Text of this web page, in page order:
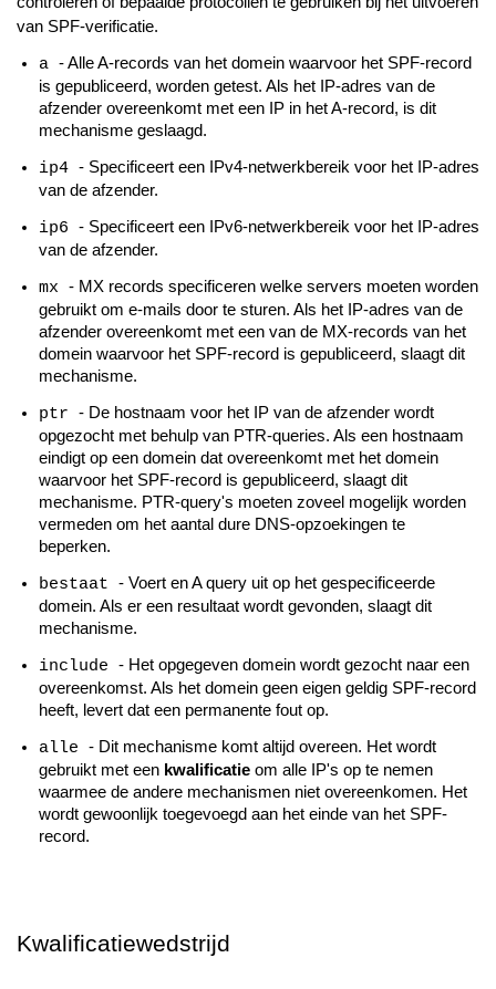
van SPF-verificatie.
a - Alle A-records van het domein waarvoor het SPF-record
is gepubliceerd, worden getest. Als het IP-adres van de
afzender overeenkomt met een IP in het A-record, is dit
mechanisme geslaagd.
ip4 - Specificeert een IPv4-netwerkbereik voor het IP-adres
van de afzender.
ip6 - Specificeert een IPv6-netwerkbereik voor het IP-adres
van de afzender.
mx - MX records specificeren welke servers moeten worden
gebruikt om e-mails door te sturen. Als het IP-adres van de
afzender overeenkomt met een van de MX-records van het
domein waarvoor het SPF-record is gepubliceerd, slaagt dit
mechanisme.
ptr - De hostnaam voor het IP van de afzender wordt
opgezocht met behulp van PTR-queries. Als een hostnaam
eindigt op een domein dat overeenkomt met het domein
waarvoor het SPF-record is gepubliceerd, slaagt dit
mechanisme. PTR-query's moeten zoveel mogelijk worden
vermeden om het aantal dure DNS-opzoekingen te
beperken.
bestaat - Voert en A query uit op het gespecificeerde
domein. Als er een resultaat wordt gevonden, slaagt dit
mechanisme.
include - Het opgegeven domein wordt gezocht naar een
overeenkomst. Als het domein geen eigen geldig SPF-record
heeft, levert dat een permanente fout op.
alle - Dit mechanisme komt altijd overeen. Het wordt
gebruikt met een kwalificatie om alle IP's op te nemen
waarmee de andere mechanismen niet overeenkomen. Het
wordt gewoonlijk toegevoegd aan het einde van het SPF-
record.
Kwalificatiewedstrijd